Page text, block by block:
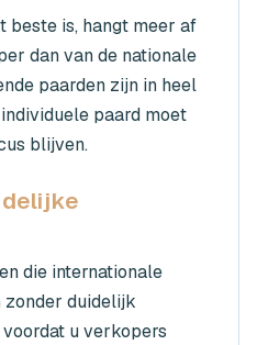
beste is, hangt meer af
dan van de nationale
paarden zijn in heel
paard moet
blijven.
die internationale
zonder duidelijk
u verkopers